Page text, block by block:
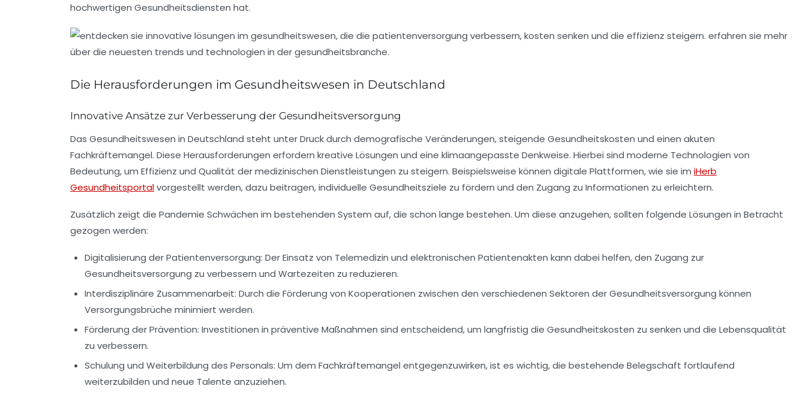
hochwertigen Gesundheitsdiensten hat.
Die Herausforderungen im Gesundheitswesen in Deutschland
Innovative Ansätze zur Verbesserung der Gesundheitsversorgung
Das Gesundheitswesen in Deutschland steht unter Druck durch demografische Veränderungen, steigende Gesundheitskosten und einen akuten
Fachkräftemangel. Diese Herausforderungen erfordern kreative Lösungen und eine klimaangepasste Denkweise. Hierbei sind moderne Technologien von
Bedeutung, um Effizienz und Qualität der medizinischen Dienstleistungen zu steigern. Beispielsweise können digitale Plattformen, wie sie im iHerb
Gesundheitsportalvorgestellt werden, dazu beitragen, individuelle Gesundheitsziele zu fördern und den Zugang zu Informationen zu erleichtern.
Zusätzlich zeigt die Pandemie Schwächen im bestehenden System auf, die schon lange bestehen. Um diese anzugehen, sollten folgende Lösungen in Betracht
gezogen werden:
Digitalisierung der Patientenversorgung: Der Einsatz von Telemedizin und elektronischen Patientenakten kann dabei helfen, den Zugang zur
Gesundheitsversorgung zu verbessern und Wartezeiten zu reduzieren.
Interdisziplinäre Zusammenarbeit: Durch die Förderung von Kooperationen zwischen den verschiedenen Sektoren der Gesundheitsversorgung können
Versorgungsbrüche minimiert werden.
Förderung derPrävention: Investitionen in präventive Maßnahmen sind entscheidend, um langfristig die Gesundheitskosten zu senken und die Lebensqualität
zu verbessern.
Schulung und Weiterbildung des Personals: Um dem Fachkräftemangel entgegenzuwirken, ist es wichtig, die bestehende Belegschaft fortlaufend
weiterzubilden und neue Talente anzuziehen.